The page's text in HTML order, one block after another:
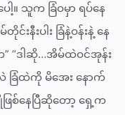
။ သူက ခြံဝမှာ ရပ်နေ
နီးပါး ခြံနဲ့ဝန်းနဲ့ နေ
“ဒါဆို…အိမ်ထဲဝင်အုန်း
လဲ ခြံထဲကို မိအေး နောက်
စ်နေပြီဆိုတော့ ရှေ့က